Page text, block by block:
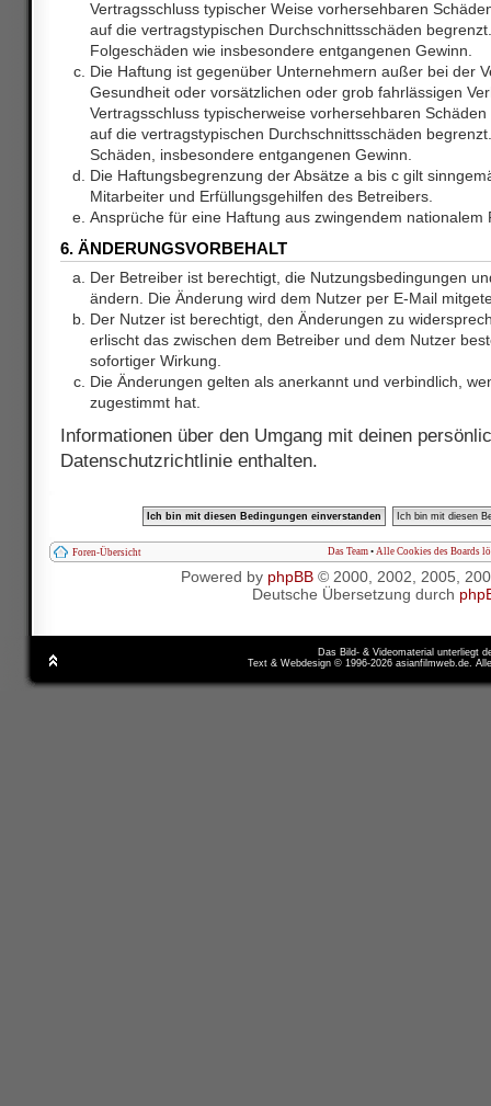
Vertragsschluss typischer Weise vorhersehbaren
auf die vertragstypischen Durchschnittsschäden
Folgeschäden wie insbesondere entgangenen Gewinn.
Die Haftung ist gegenüber Unternehmern außer bei der
Gesundheit oder vorsätzlichen oder grob fahrlässigen
Vertragsschluss typischerweise vorhersehbaren
auf die vertragstypischen Durchschnittsschäden
Schäden, insbesondere entgangenen Gewinn.
Die Haftungsbegrenzung der Absätze a bis c gilt
Mitarbeiter und Erfüllungsgehilfen des Betreibers.
Ansprüche für eine Haftung aus zwingendem nationalem
6. ÄNDERUNGSVORBEHALT
Der Betreiber ist berechtigt, die Nutzungsbedingungen
ändern. Die Änderung wird dem Nutzer per E-Mail
Der Nutzer ist berechtigt, den Änderungen zu
erlischt das zwischen dem Betreiber und dem Nutzer
sofortiger Wirkung.
Die Änderungen gelten als anerkannt und verbindlich,
zugestimmt hat.
Informationen über den Umgang mit deinen
Datenschutzrichtlinie enthalten.
Foren-Übersicht Das Team • Alle Cookies des Boards
Powered by phpBB© 2000, 2002, 2005,
Deutsche Übersetzung durch
Das Bild- & Videomaterial unterliegt
Text & Webdesign © 1996-2026 asianfilmweb.de.